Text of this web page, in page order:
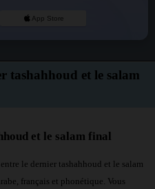
App Store
tashahhoud et le salam
et le salam final
le dernier tashahhoud et le salam
français et phonétique. Vous